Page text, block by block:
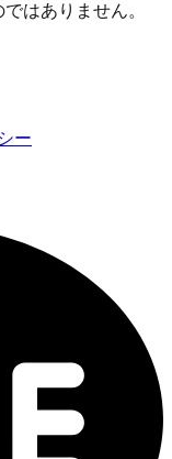
はありません。
ー